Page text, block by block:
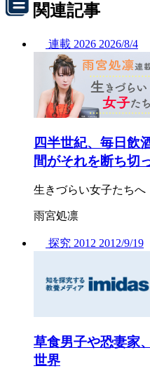
関連記事
連載 2026 2026/8/4
四半世紀、毎日飲
間がそれを断ち切
生きづらい女子たちへ
雨宮処凛
探究 2012 2012/9/19
草食男子や恐妻家
世界